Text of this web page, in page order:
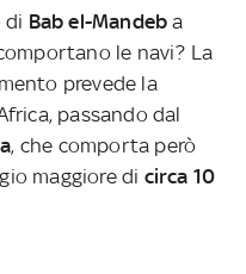
di Bab el-Mandeb a
le navi? La
prevede la
passando dal
, che comporta però
maggiore di circa 10